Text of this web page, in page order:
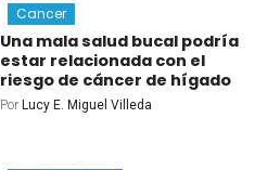
Cancer
Una mala salud bucal podría
estar relacionada con el
riesgo de cáncer de hígado
Por Lucy E. Miguel Villeda